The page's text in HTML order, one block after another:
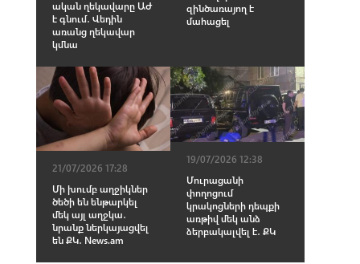
ական ղեկավարը ԱԺ
է գնում․ Վեդին
առանց ղեկավար
կմնա
զինծառայող է
մահացել
21/07/2026 17:28
Մի խումբ աղջիկներ
ծեծի են ենթարկել
մեկ այլ աղջկա․
նրանք ներկայացվել
են ՔԿ․ News.am
19/07/2026 12:38
Մուրացանի
փողոցում
կրակոցների դեպքի
առթիվ մեկ անձ
ձերբակալվել է․ ՔԿ